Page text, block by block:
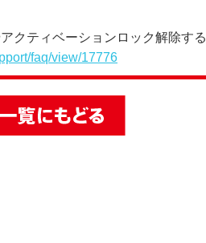
クティベーションロック解除する
faq/view/17776